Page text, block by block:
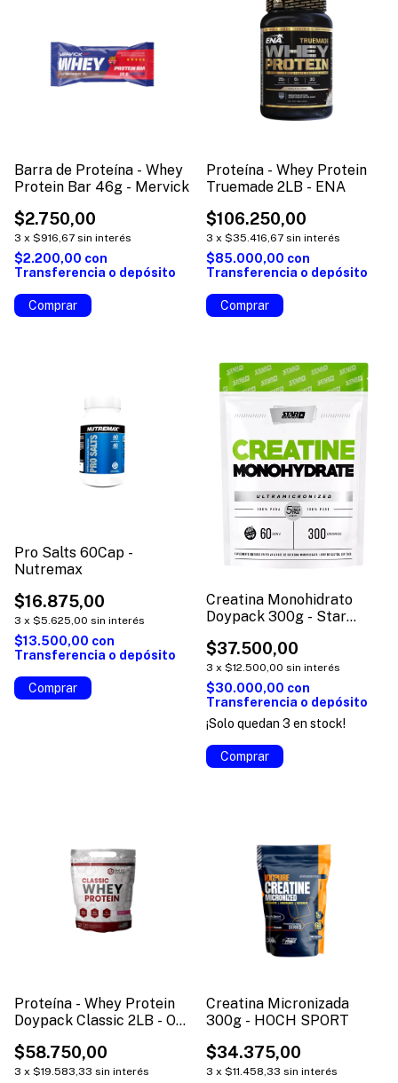
Barra de Proteína - Whey
Protein Bar 46g - Mervick
$2.750,00
3 x $916,67 sin interés
$2.200,00 con
Transferencia o depósito
Comprar
Proteína - Whey Protein
Truemade 2LB - ENA
$106.250,00
3 x $35.416,67 sin interés
$85.000,00 con
Transferencia o depósito
Comprar
Pro Salts 60Cap -
Nutremax
$16.875,00
3 x $5.625,00 sin interés
$13.500,00 con
Transferencia o depósito
Creatina Monohidrato
Doypack 300g - Star
$37.500,00
3 x $12.500,00 sin interés
$30.000,00 con
Transferencia o depósito
¡Solo quedan 3 en stock!
Comprar
Proteína - Whey Protein
Doypack Classic 2LB - One
$58.750,00
3 x $19.583,33 sin interés
Creatina Micronizada
300g - HOCH SPORT
$34.375,00
3 x $11.458,33 sin interés